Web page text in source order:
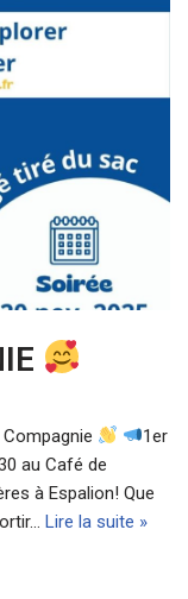
1er
au Café de
à Espalion! Que
Lire la suite »